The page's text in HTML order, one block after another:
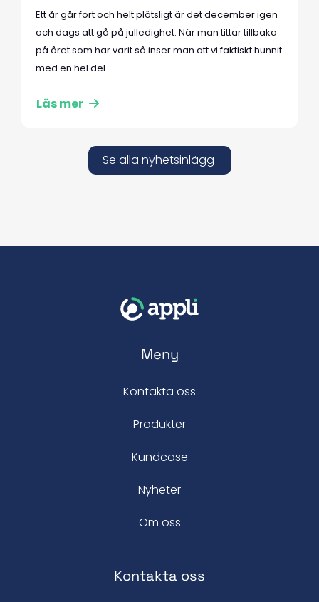
Ett år går fort och helt plötsligt är det december igen
och dags att gå på julledighet. När man tittar tillbaka
på året som har varit så inser man att vi faktiskt hunnit
med en hel del.
Läs mer
Se alla nyhetsinlägg
Meny
Kontakta oss
Produkter
Kundcase
Nyheter
Om oss
Kontakta oss